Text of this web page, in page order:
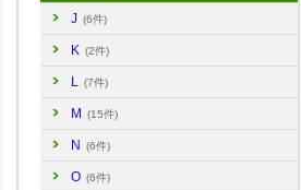
J (6件)
K (2件)
L (7件)
M (15件)
N (6件)
O (6件)